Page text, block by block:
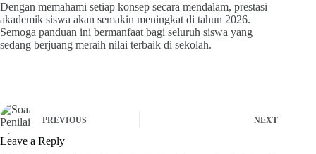
Dengan memahami setiap konsep secara mendalam, prestasi
akademik siswa akan semakin meningkat di tahun 2026.
Semoga panduan ini bermanfaat bagi seluruh siswa yang
sedang berjuang meraih nilai terbaik di sekolah.
PREVIOUS NEXT
Leave a Reply